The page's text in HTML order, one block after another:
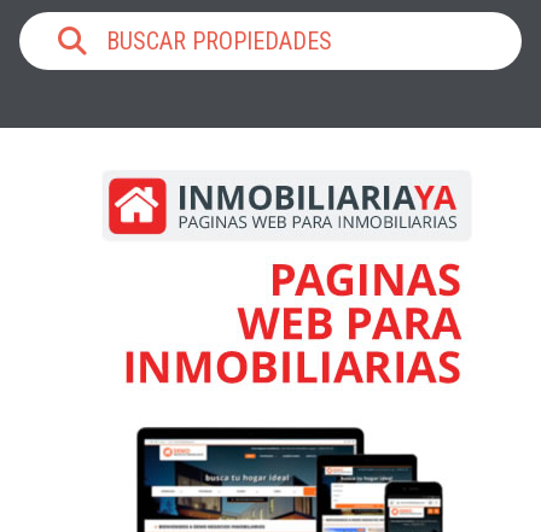
BUSCAR PROPIEDADES